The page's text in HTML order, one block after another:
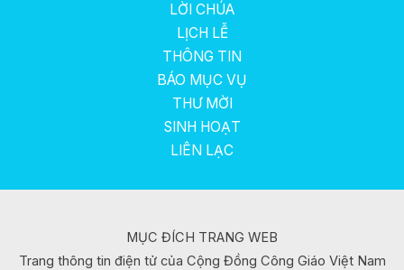
LỜI CHÚA
LỊCH LỄ
THÔNG TIN
BÁO MỤC VỤ
THƯ MỜI
SINH HOẠT
LIÊN LẠC
MỤC ĐÍCH TRANG WEB
Trang thông tin điện tử của Cộng Đồng Công Giáo Việt Nam